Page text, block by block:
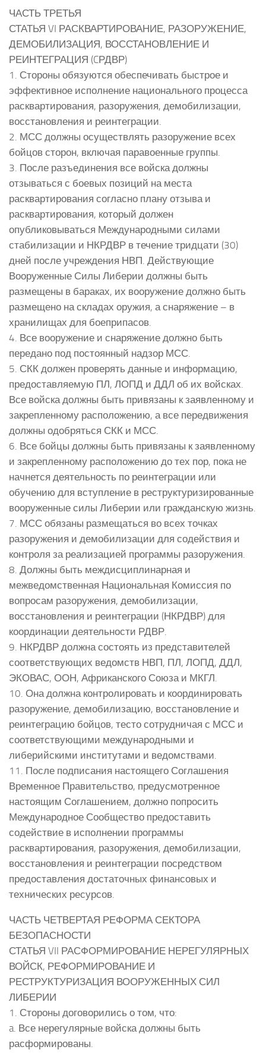
ЧАСТЬ ТРЕТЬЯ
СТАТЬЯ VI РАСКВАРТИРОВАНИЕ, РАЗОРУЖЕНИЕ,
ДЕМОБИЛИЗАЦИЯ, ВОССТАНОВЛЕНИЕ И
РЕИНТЕГРАЦИЯ (CРДВР)
1. Стороны обязуются обеспечивать быстрое и
эффективное исполнение национального процесса
расквартирования, разоружения, демобилизации,
восстановления и реинтеграции.
2. МСС должны осуществлять разоружение всех
бойцов сторон, включая паравоенные группы.
3. После разъединения все войска должны
отзываться с боевых позиций на места
расквартирования согласно плану отзыва и
расквартирования, который должен
опубликовываться Международными силами
стабилизации и НКРДВР в течение тридцати (30)
дней после учреждения НВП. Действующие
Вооруженные Силы Либерии должны быть
размещены в бараках, их вооружение должно быть
размещено на складах оружия, а снаряжение – в
хранилищах для боеприпасов.
4. Все вооружение и снаряжение должно быть
передано под постоянный надзор МСС.
5. СКК должен проверять данные и информацию,
предоставляемую ПЛ, ЛОПД и ДДЛ об их войсках.
Все войска должны быть привязаны к заявленному и
закрепленному расположению, а все передвижения
должны одобряться СКК и МСС.
6. Все бойцы должны быть привязаны к заявленному
и закрепленному расположению до тех пор, пока не
начнется деятельность по реинтеграции или
обучению для вступление в реструктуризированные
вооруженные силы Либерии или гражданскую жизнь.
7. МСС обязаны размещаться во всех точках
разоружения и демобилизации для содействия и
контроля за реализацией программы разоружения.
8. Должны быть междисциплинарная и
межведомственная Национальная Комиссия по
вопросам разоружения, демобилизации,
восстановления и реинтеграции (НКРДВР) для
координации деятельности РДВР.
9. НКРДВР должна состоять из представителей
соответствующих ведомств НВП, ПЛ, ЛОПД, ДДЛ,
ЭКОВАС, ООН, Африканского Союза и МКГЛ.
10. Она должна контролировать и координировать
разоружение, демобилизацию, восстановление и
реинтеграцию бойцов, тесто сотрудничая с МСС и
соответствующими международными и
либерийскими институтами и ведомствами.
11. После подписания настоящего Соглашения
Временное Правительство, предусмотренное
настоящим Соглашением, должно попросить
Международное Сообщество предоставить
содействие в исполнении программы
расквартирования, разоружения, демобилизации,
восстановления и реинтеграции посредством
предоставления достаточных финансовых и
технических ресурсов.
ЧАСТЬ ЧЕТВЕРТАЯ РЕФОРМА СЕКТОРА
БЕЗОПАСНОСТИ
СТАТЬЯ VII РАСФОРМИРОВАНИЕ НЕРЕГУЛЯРНЫХ
ВОЙСК, РЕФОРМИРОВАНИЕ И
РЕСТРУКТУРИЗАЦИЯ ВООРУЖЕННЫХ СИЛ
ЛИБЕРИИ
1. Стороны договорились о том, что:
a. Все нерегулярные войска должны быть
расформированы.